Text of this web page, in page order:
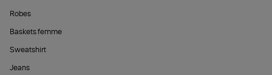
Robes
Baskets femme
Sweatshirt
Jeans